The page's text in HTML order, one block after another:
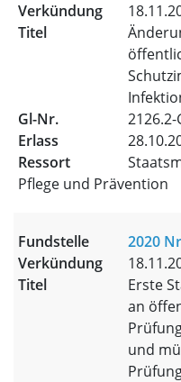
2126.2-
Pflege und Prävention
2020
Erste
an
und